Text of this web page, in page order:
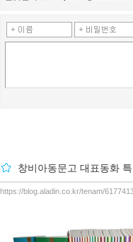
창비아동문고 대표동화
https://blog.aladin.co.kr/tenam/